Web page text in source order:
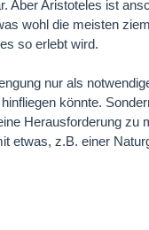
Aber Aristoteles ist
wohl die meisten
so erlebt wird.
nur als
könnte.
Herausforderung zu
etwas, z.B. einer